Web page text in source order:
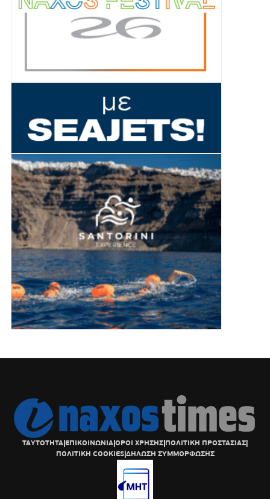
ΤΑΥΤΟΤΗΤΑ|ΕΠΙΚΟΙΝΩΝΙΑ|ΟΡΟΙ ΧΡΗΣΗΣ|ΠΟΛΙΤΙΚΗ ΠΡΟΣΤΑΣΙΑΣ|
ΠΟΛΙΤΙΚΗ COOKIES|ΔΗΛΩΣΗ ΣΥΜΜΟΡΦΩΣΗΣ